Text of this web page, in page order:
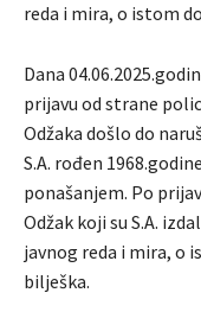
reda i mira, o istom
Dana
prijavu od strane
Odžaka došlo do
S.A. rođen
ponašanjem. Po
Odžak koji su S.A.
javnog reda i mira, o
bilješka.